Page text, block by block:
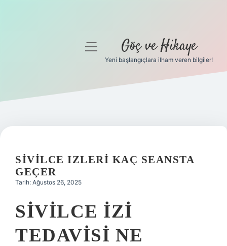
Gizlilik Politikası
Yasal Uyarı
menüyü
Göç ve Hikaye
Yeni başlangıçlara ilham veren bilgiler!
SIVILCE IZLERI KAÇ SEANSTA
GEÇER
Tarih: Ağustos 26, 2025
SIVILCE IZI
TEDAVISI NE